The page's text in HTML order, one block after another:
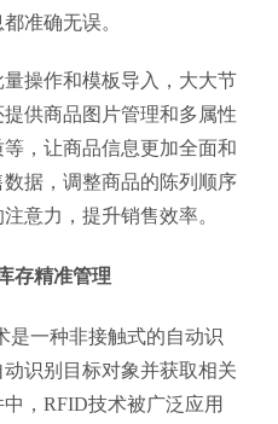
准确无误。
操作和模板导入，大大节
供商品图片管理和多属性
，让商品信息更加全面和
据，调整商品的陈列顺序
意力，提升销售效率。
存精准管理
是一种非接触式的自动识
识别目标对象并获取相关
，RFID技术被广泛应用